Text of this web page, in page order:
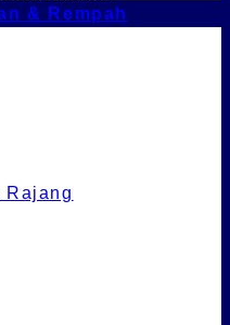
& Rempah
Rajang